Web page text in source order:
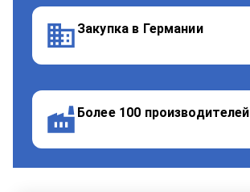
Закупка в Германии
Более 100 производителей